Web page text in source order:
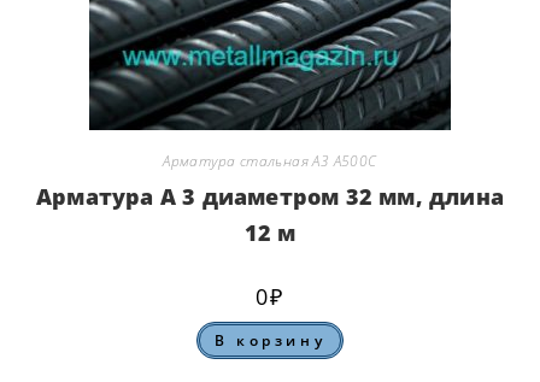
Арматура стальная А3 А500С
Арматура А 3 диаметром 32 мм, длина
12 м
0₽
В корзину